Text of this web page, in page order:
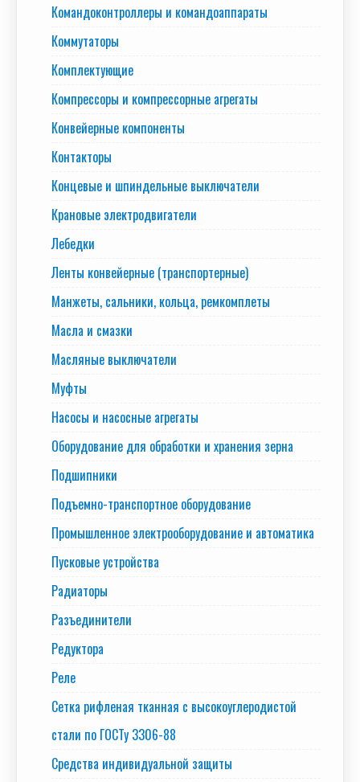
Командоконтроллеры и командоаппараты
Коммутаторы
Комплектующие
Компрессоры и компрессорные агрегаты
Конвейерные компоненты
Контакторы
Концевые и шпиндельные выключатели
Крановые электродвигатели
Лебедки
Ленты конвейерные (транспортерные)
Манжеты, сальники, кольца, ремкомплеты
Масла и смазки
Масляные выключатели
Муфты
Насосы и насосные агрегаты
Оборудование для обработки и хранения зерна
Подшипники
Подъемно-транспортное оборудование
Промышленное электрооборудование и автоматика
Пусковые устройства
Радиаторы
Разъединители
Редуктора
Реле
Сетка рифленая тканная с высокоуглеродистой
стали по ГОСТу 3306-88
Средства индивидуальной защиты